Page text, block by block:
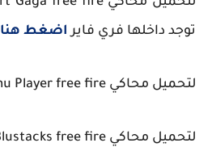
توجد داخلها فري فاير اضغط هنا
لتحميل محاكي Memu Player free fire
لتحميل محاكي Blustacks free fire